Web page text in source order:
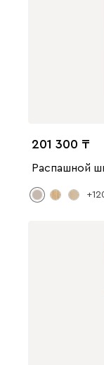
201 300
Распашной